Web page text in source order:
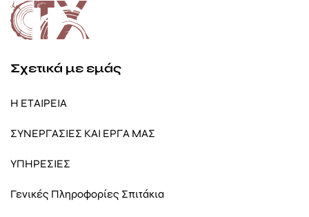
Σχετικά με εμάς
Η ΕΤΑΙΡΕΙΑ
ΣΥΝΕΡΓΑΣΙΕΣ ΚΑΙ ΕΡΓΑ ΜΑΣ
ΥΠΗΡΕΣΙΕΣ
Γενικές Πληροφορίες Σπιτάκια